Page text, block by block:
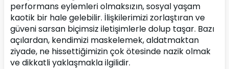
performans eylemleri olmaksızın, sosyal yaşam
kaotik bir hale gelebilir. İlişkilerimizi zorlaştıran ve
güveni sarsan biçimsiz iletişimlerle dolup taşar. Bazı
açılardan, kendimizi maskelemek, aldatmaktan
ziyade, ne hissettiğimizin çok ötesinde nazik olmak
ve dikkatli yaklaşmakla ilgilidir.